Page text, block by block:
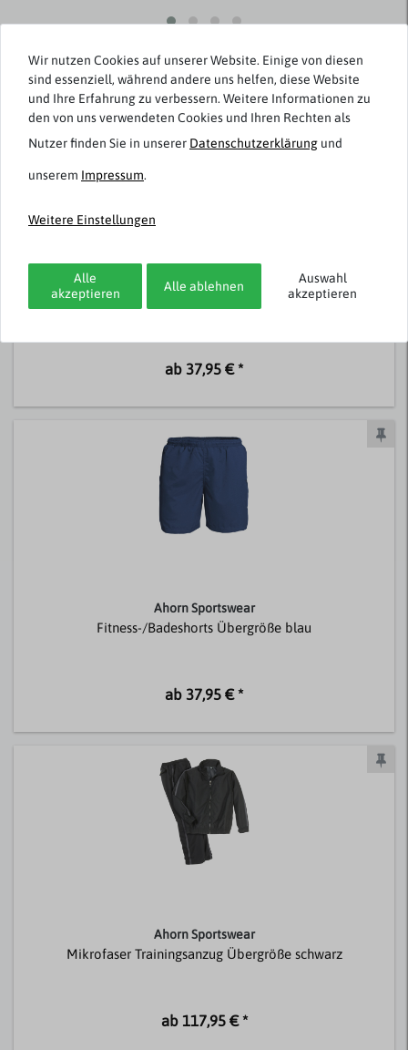
Passend dazu
Ahorn Sportswear
Fitness-/Badeshort Übergröße schwarz
ab 37,95 € *
Ahorn Sportswear
Fitness-/Badeshorts Übergröße blau
ab 37,95 € *
Ahorn Sportswear
Mikrofaser Trainingsanzug Übergröße schwarz
ab 117,95 € *
Wir nutzen Cookies auf unserer Website. Einige von diesen
sind essenziell, während andere uns helfen, diese Website
und Ihre Erfahrung zu verbessern. Weitere Informationen zu
den von uns verwendeten Cookies und Ihren Rechten als
Nutzer finden Sie in unserer Daten­schutz­erklärung und
unserem Impressum.
Weitere Einstellungen
Alle
akzeptieren
Alle ablehnen
Auswahl
akzeptieren